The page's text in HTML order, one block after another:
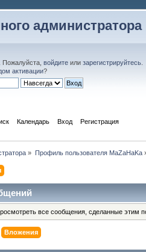
администратора
. Пожалуйста, войдите или зарегистрируйтесь
активации?
Календарь Вход Регистрация
» Профиль пользователя MaZaHaKa
все сообщения, сделанные этим
Вложения